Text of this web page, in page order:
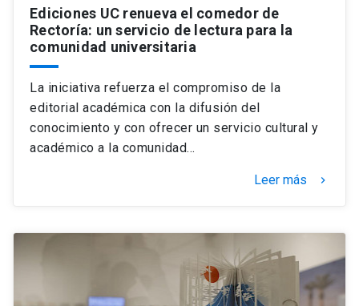
Ediciones UC renueva el comedor de
Rectoría: un servicio de lectura para la
comunidad universitaria
La iniciativa refuerza el compromiso de la
editorial académica con la difusión del
conocimiento y con ofrecer un servicio cultural y
académico a la comunidad…
Leer más keyboard_arrow_right